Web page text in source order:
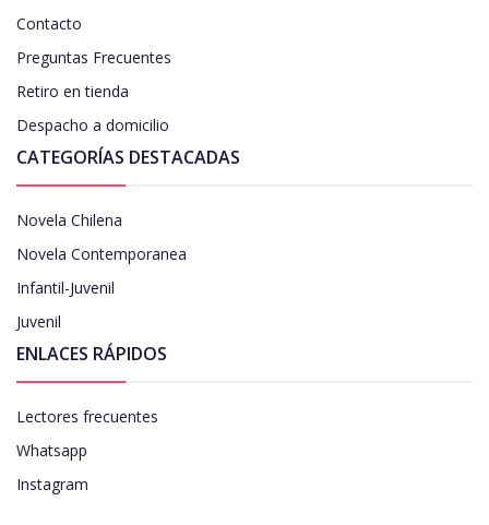
Contacto
Preguntas Frecuentes
Retiro en tienda
Despacho a domicilio
CATEGORÍAS DESTACADAS
Novela Chilena
Novela Contemporanea
Infantil-Juvenil
Juvenil
ENLACES RÁPIDOS
Lectores frecuentes
Whatsapp
Instagram